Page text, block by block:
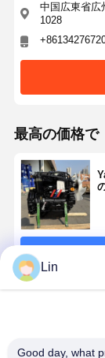
中国広東省広
1028
最高の価格で
推薦された
Lin
Good day, what